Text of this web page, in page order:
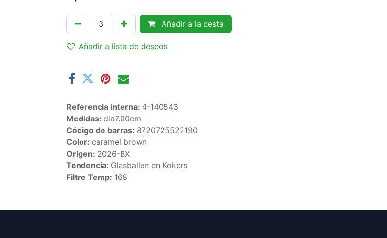
Añadir a la cesta
Añadir a lista de deseos
Referencia interna: 4-140543
Medidas: dia7.00cm
Código de barras: 8720725522190
Color: caramel brown
Origen: 2026-BX
Tendencia: Glasballen en Kokers
Filtre Temp: 168